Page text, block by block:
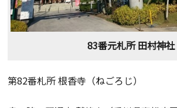
83番元札所 田村神社
第82番札所 根香寺（ねごろじ）